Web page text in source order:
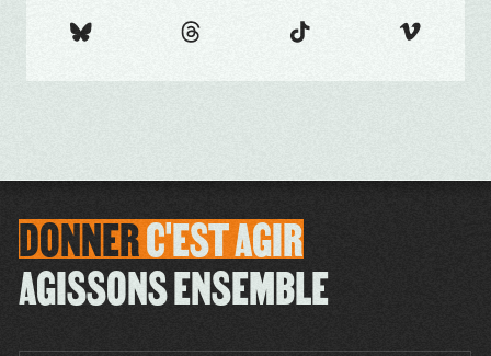
DONNERC'ESTAGIR
AGISSONS ENSEMBLE